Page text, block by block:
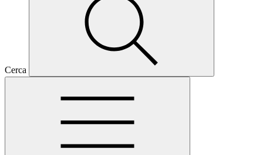
Cerca